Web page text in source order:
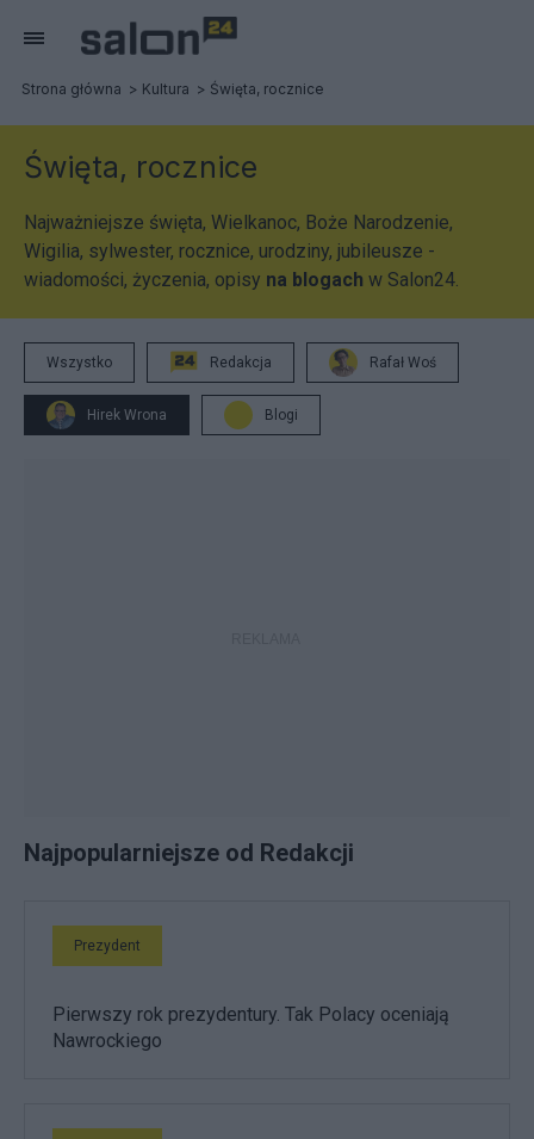
Strona główna Kultura Święta, rocznice
Święta, rocznice
Najważniejsze święta, Wielkanoc, Boże Narodzenie,
Wigilia, sylwester, rocznice, urodziny, jubileusze -
wiadomości, życzenia, opisy na blogach w Salon24.
Wszystko Redakcja Rafał Woś
Hirek Wrona Blogi
Najpopularniejsze od Redakcji
Prezydent
Pierwszy rok prezydentury. Tak Polacy oceniają
Nawrockiego